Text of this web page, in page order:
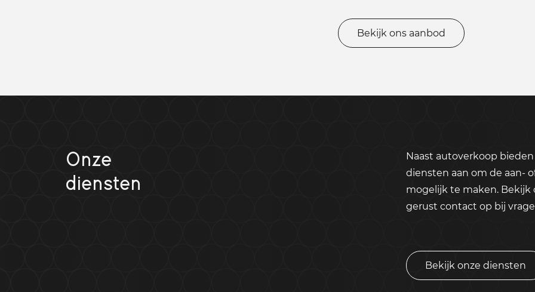
Bekijk ons aanbod
Onze
diensten
Naast autoverkoop
diensten aan om de aan-
mogelijk te maken. Bekijk
gerust contact op bij
Bekijk onze diensten